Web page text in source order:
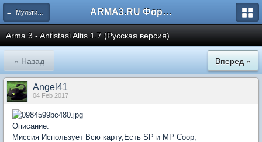
← Мультиплеерные ARMA3.RU Форум
Arma 3 - Antistasi Altis 1.7 (Русская версия)
« Назад Вперед »
Angel41
04 Feb 2017
Описание:
Миссия Использует Всю карту,Есть SP и MP Coop,